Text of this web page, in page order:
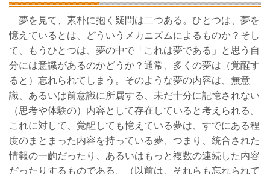
夢を見て、素朴に抱く疑問は二つある。ひとつは、夢を
憶えているとは、どういうメカニズムによるものか？そし
て、もうひとつは、夢の中で「これは夢である」と思う自
分には意識があるのかどうか？通常、多くの夢は（覚醒す
ると）忘れられてしまう。そのような夢の内容は、無意
識、あるいは前意識に所属する、未だ十分に記憶されない
（思考や体験の）内容として存在していると考えられる。
これに対して、覚醒しても憶えている夢は、すでにある程
度のまとまった内容を持っている夢、つまり、統合された
情報の一齣だったり、あるいはもっと複数の連続した内容
だったりするものである。（以前は、それらも忘れられて